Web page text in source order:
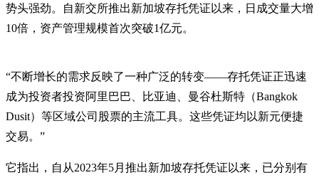
势头强劲。自新交所推出新加坡存托凭证以来，日成交量大增
10倍，资产管理规模首次突破1亿元。
“不断增长的需求反映了一种广泛的转变——存托凭证正迅速
成为投资者投资阿里巴巴、比亚迪、曼谷杜斯特（Bangkok
Dusit）等区域公司股票的主流工具。这些凭证均以新元便捷
交易。”
它指出，自从2023年5月推出新加坡存托凭证以来，已分别有